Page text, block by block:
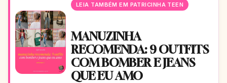
LEIA TAMBÉM EM PATRICINHA TEEN
MANUZINHA
RECOMENDA: 9 OUTFITS
COM BOMBER E JEANS
QUE EU AMO